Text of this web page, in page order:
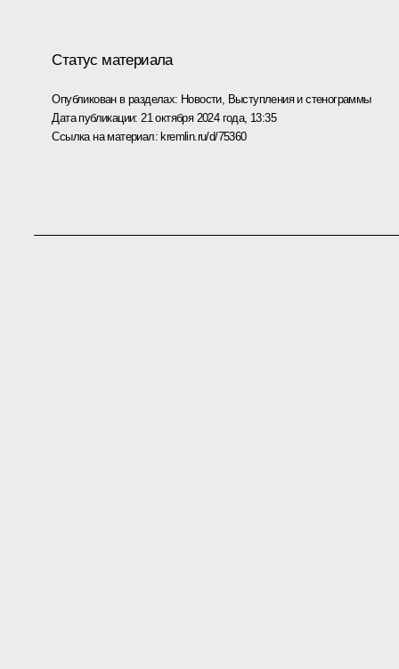
Статус материала
Опубликован в разделах: Новости, Выступления и стенограммы
Дата публикации: 21 октября 2024 года, 13:35
Ссылка на материал: kremlin.ru/d/75360